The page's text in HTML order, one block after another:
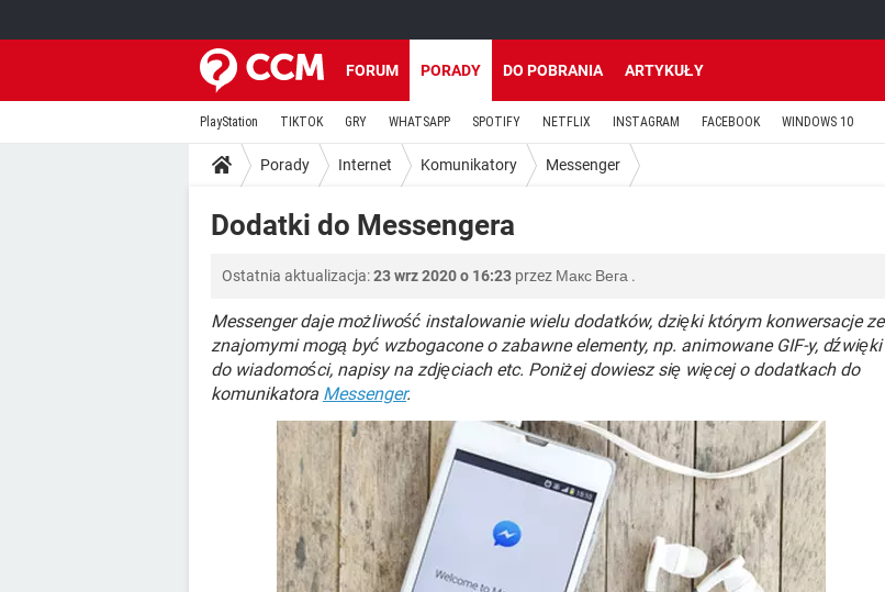
FORUM PORADY DO POBRANIA ARTYKUŁY
PlayStation TIKTOK GRY WHATSAPP SPOTIFY NETFLIX INSTAGRAM FACEBOOK WINDOWS 10
Porady Internet Komunikatory Messenger
Dodatki do Messengera
Ostatnia aktualizacja:23 wrz 2020 o 16:23 przez Макс Вега .
Messenger daje możliwość instalowanie wielu dodatków, dzięki którym konwersacje ze
znajomymi mogą być wzbogacone o zabawne elementy, np. animowane GIF-y, dźwięki
do wiadomości, napisy na zdjęciach etc. Poniżej dowiesz się więcej o dodatkach do
komunikatora Messenger.